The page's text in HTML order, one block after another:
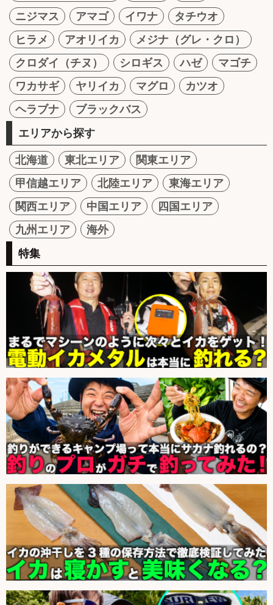
ニジマス
アマゴ イワナ
タチウオ
ヒラメ
アオリイカ
メジナ（グレ・クロ）
クロダイ（チヌ）
シロギス ハゼ
マゴチ
ワカサギ
ヤリイカ マグロ
カツオ
ヘラブナ
ブラックバス
エリアから探す
北海道 東北エリア
関東エリア
甲信越エリア
北陸エリア
東海エリア
関西エリア
中国エリア
四国エリア
九州エリア
海外
特集